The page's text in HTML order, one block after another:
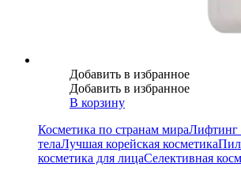
Добавить в избранное
Добавить в избранное
В корзину
Косметика по странам мираЛифтинг
телаЛучшая корейская косметика
косметика для лицаСелективная